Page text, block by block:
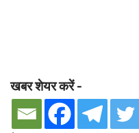
खबर शेयर करें -